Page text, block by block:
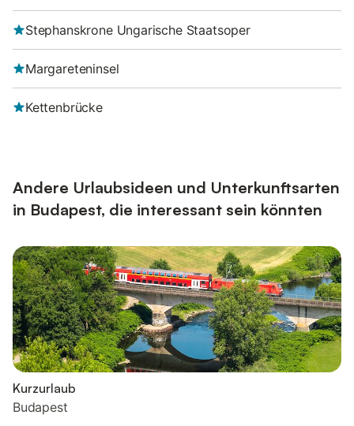
Stephanskrone Ungarische Staatsoper
Margareteninsel
Kettenbrücke
Andere Urlaubsideen und Unterkunftsarten
in Budapest, die interessant sein könnten
Kurzurlaub
Budapest